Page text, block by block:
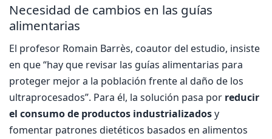
Necesidad de cambios en las guías
alimentarias
El profesor Romain Barrès, coautor del estudio, insiste
en que “hay que revisar las guías alimentarias para
proteger mejor a la población frente al daño de los
ultraprocesados”. Para él, la solución pasa por reducir
el consumo de productos industrializadosy
fomentar patrones dietéticos basados en alimentos